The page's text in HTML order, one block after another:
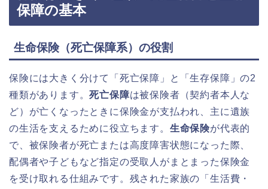
保障の基本
生命保険（死亡保障系）の役割
保険には大きく分けて「死亡保障」と「生存保障」の2
種類があります。死亡保障は被保険者（契約者本人な
ど）が亡くなったときに保険金が支払われ、主に遺族
の生活を支えるために役立ちます。 生命保険が代表的
で、被保険者が死亡または高度障害状態になった際、
配偶者や子どもなど指定の受取人がまとまった保険金
を受け取れる仕組みです。残された家族の「生活費・